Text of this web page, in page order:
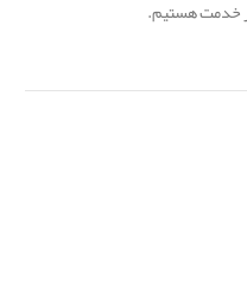
خدمت هستیم.